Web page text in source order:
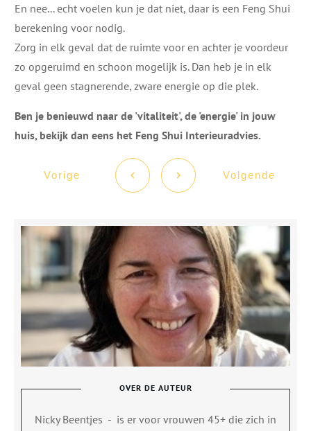
En nee... echt voelen kun je dat niet, daar is een Feng Shui
berekening voor nodig.
​Zorg in elk geval dat de ruimte voor en achter je voordeur
zo opgeruimd en schoon mogelijk is. Dan heb je in elk
geval geen stagnerende, zware energie op die plek.
Ben je benieuwd naar de 'vitaliteit', de 'energie' in jouw
huis, bekijk dan eens het Feng Shui Interieuradvies.
Vorige Volgende
OVER DE AUTEUR
Nicky Beentjes - is er voor vrouwen 45+ die zich in